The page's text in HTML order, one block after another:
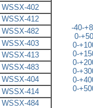
-40-
0-+50
0-
0-
0-
0-
0-
0-
WSSX-402
WSSX-412
WSSX-482
WSSX-403
WSSX-413
WSSX-483
WSSX-404
WSSX-414
WSSX-484